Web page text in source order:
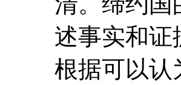
述事实和证
根据可以认